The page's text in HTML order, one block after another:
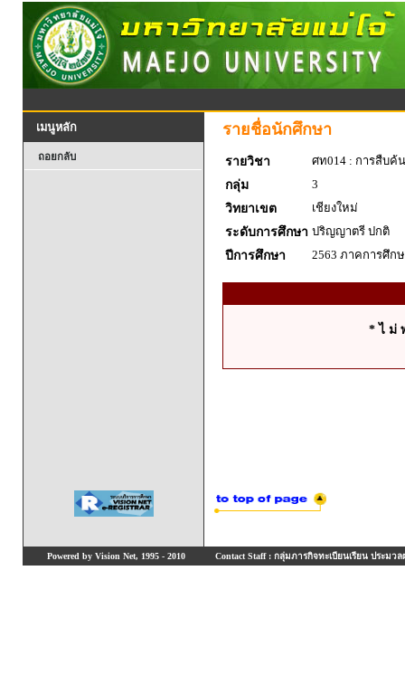
เมนูหลัก
ถอยกลับ
รายชื่อนักศึกษา
รายวิชา
ศท014 : การสืบค้
กลุ่ม
3
วิทยาเขต
เชียงใหม่
ระดับการศึกษา ปริญญาตรี ปกติ
ปีการศึกษา
2563 ภาคการศึก
* ไ ม่
Powered by Vision Net, 1995 - 2010 Contact Staff : กลุ่มภารกิจทะเบียนเรียน ประมวล